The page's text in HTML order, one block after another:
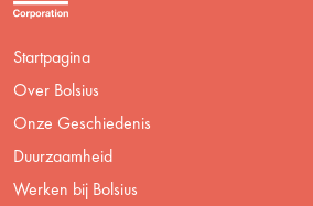
Startpagina
Over Bolsius
Onze Geschiedenis
Duurzaamheid
Werken bij Bolsius